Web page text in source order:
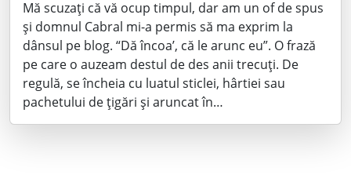
Mă scuzaţi că vă ocup timpul, dar am un of de spus
şi domnul Cabral mi-a permis să ma exprim la
dânsul pe blog. “Dă încoa’, că le arunc eu”. O frază
pe care o auzeam destul de des anii trecuţi. De
regulă, se încheia cu luatul sticlei, hârtiei sau
pachetului de ţigări şi aruncat în…